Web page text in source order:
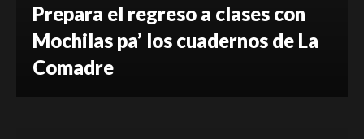
Prepara el regreso a clases con
Mochilas pa’ los cuadernos de La
Comadre